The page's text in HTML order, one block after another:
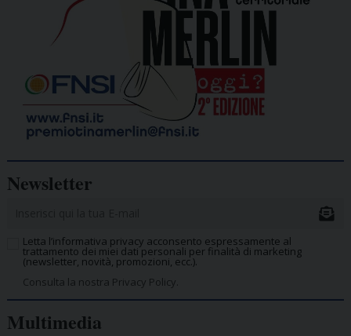
Newsletter
Letta l’informativa privacy acconsento espressamente al
trattamento dei miei dati personali per finalità di marketing
(newsletter, novità, promozioni, ecc.).
Consulta la nostra Privacy Policy.
Multimedia